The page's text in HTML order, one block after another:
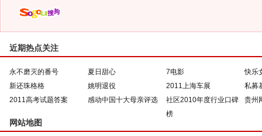
近期热点关注
永不磨灭的番号 夏日甜心 7电影
快乐
新还珠格格
姚明退役 2011上海车展
私募
2011高考试题答案
感动中国十大母亲评选
社区2010年度行业口碑
榜
贵州
网站地图